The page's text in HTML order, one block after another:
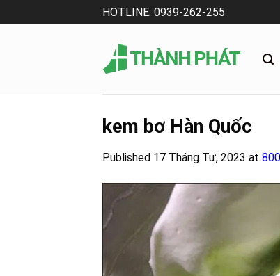
to
HOTLINE: 0939-262-255
kem bơ Hàn Quốc
Published 17 Tháng Tư, 2023 at